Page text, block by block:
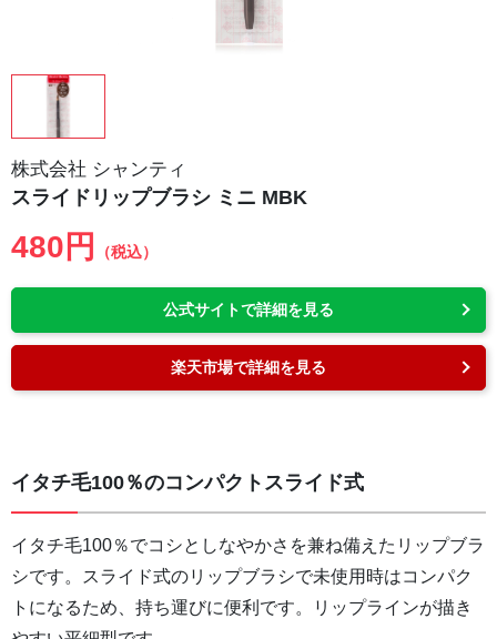
株式会社 シャンティ
スライドリップブラシ ミニ MBK
480円 （税込）
公式サイトで詳細を見る
楽天市場で詳細を見る
イタチ毛100％のコンパクトスライド式
イタチ毛100％でコシとしなやかさを兼ね備えたリップブラ
シです。スライド式のリップブラシで未使用時はコンパク
トになるため、持ち運びに便利です。リップラインが描き